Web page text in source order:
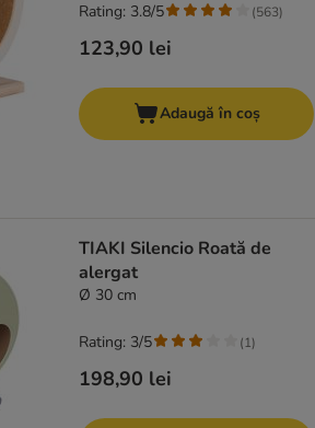
123,90 lei
Rating: 3.8/5 (563)
Adaugă în coș
TIAKI Silencio Roată de
alergat
Ø 30 cm
198,90 lei
Rating: 3/5 (1)